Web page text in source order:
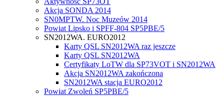
Akcja SONDA 2014
SN0MPTW. Noc Muzeów 2014
Powiat Lipsko i SPFF-804 SP5PBE/5
SN2012WA. EURO2012
Karty QSL SN2012WA raz jeszcze
Karty QSL SN2012WA
Certyfikaty LoTW dla SP73VOT i SN2012WA
Akcja SN2012WA zakończona
SN2012WA stacja EURO2012
Powiat Zwoleń SP5PBE/5